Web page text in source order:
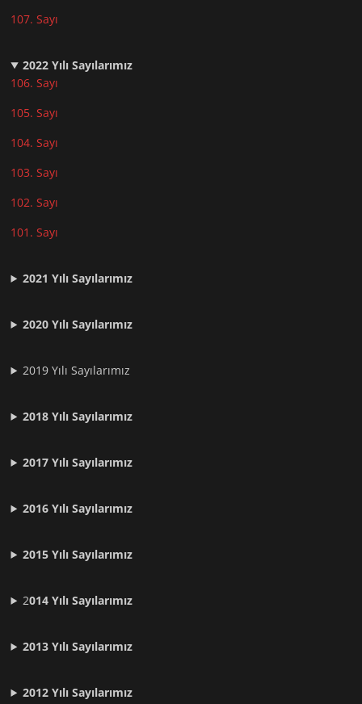
107. Sayı
2022 Yılı Sayılarımız
106. Sayı
105. Sayı
104. Sayı
103. Sayı
102. Sayı
101. Sayı
2021 Yılı Sayılarımız
2020 Yılı Sayılarımız
2019 Yılı Sayılarımız
2018 Yılı Sayılarımız
2017 Yılı Sayılarımız
2016 Yılı Sayılarımız
2015 Yılı Sayılarımız
2014 Yılı Sayılarımız
2013 Yılı Sayılarımız
2012 YılıSayılarımız